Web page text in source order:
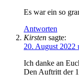
Es war ein so
Antworten
Kirsten sagte:
20. August 2022
Ich danke an
Den Auftritt der